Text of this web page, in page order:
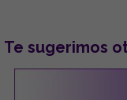
Te sugerimos